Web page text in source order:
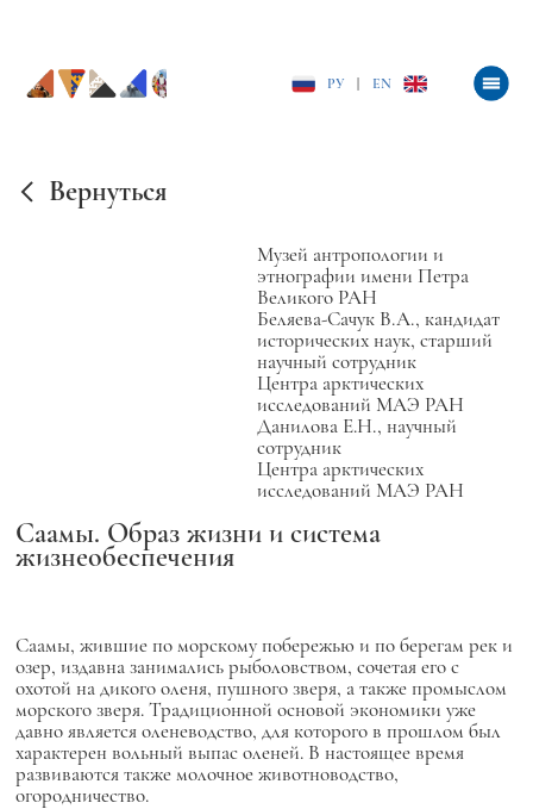
РУ EN
Вернуться
Музей антропологии и
этнографии имени Петра
Великого РАН
Беляева-Сачук В.А., кандидат
исторических наук, старший
научный сотрудник
Центра арктических
исследований МАЭ РАН
Данилова Е.Н., научный
сотрудник
Центра арктических
исследований МАЭ РАН
Саамы. Образ жизни и система
жизнеобеспечения
Саамы, жившие по морскому побережью и по берегам рек и
озер, издавна занимались рыболовством, сочетая его с
охотой на дикого оленя, пушного зверя, а также промыслом
морского зверя. Традиционной основой экономики уже
давно является оленеводство, для которого в прошлом был
характерен вольный выпас оленей. В настоящее время
развиваются также молочное животноводство,
огородничество.